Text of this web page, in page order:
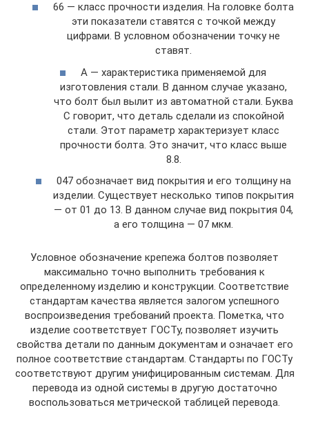
66 — класс прочности изделия. На головке болта
эти показатели ставятся с точкой между
цифрами. В условном обозначении точку не
ставят.
А — характеристика применяемой для
изготовления стали. В данном случае указано,
что болт был вылит из автоматной стали. Буква
С говорит, что деталь сделали из спокойной
стали. Этот параметр характеризует класс
прочности болта. Это значит, что класс выше
8.8.
047 обозначает вид покрытия и его толщину на
изделии. Существует несколько типов покрытия
— от 01 до 13. В данном случае вид покрытия 04,
а его толщина — 07 мкм.
Условное обозначение крепежа болтов позволяет
максимально точно выполнить требования к
определенному изделию и конструкции. Соответствие
стандартам качества является залогом успешного
воспроизведения требований проекта. Пометка, что
изделие соответствует ГОСТу, позволяет изучить
свойства детали по данным документам и означает его
полное соответствие стандартам. Стандарты по ГОСТу
соответствуют другим унифицированным системам. Для
перевода из одной системы в другую достаточно
воспользоваться метрической таблицей перевода.